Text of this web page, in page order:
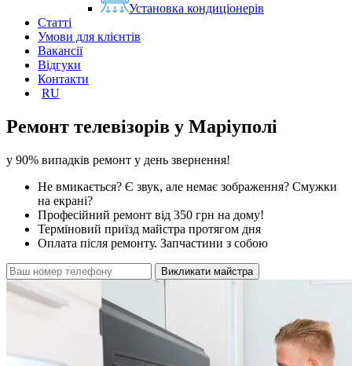
Установка кондиціонерів
Статті
Умови для клієнтів
Вакансії
Відгуки
Контакти
RU
Ремонт телевізорів у Маріуполі
у 90% випадків ремонт у день звернення!
Не вмикається? Є звук, але немає зображення? Смужки
на екрані?
Професійний ремонт від 350 грн на дому!
Терміновий приїзд майстра протягом дня
Оплата після ремонту. Запчастини з собою
Викликати майстра